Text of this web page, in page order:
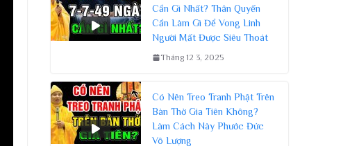
Cần Gì Nhất? Thân Quyến
Cần Làm Gì Để Vong Linh
Người Mất Được Siêu Thoát
Tháng 12 3, 2025
Có Nên Treo Tranh Phật Trên
Bàn Thờ Gia Tiên Không?
Làm Cách Này Phước Đức
Vô Lượng